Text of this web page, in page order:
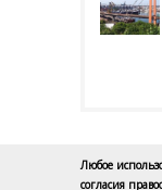
Любое
согласия